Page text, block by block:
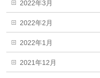
2022年3月
2022年2月
2022年1月
2021年12月